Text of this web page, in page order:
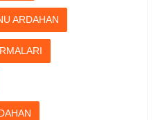
ARDAHAN